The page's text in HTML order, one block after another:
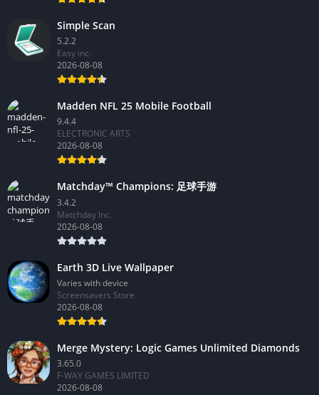
Simple Scan
5.2.2
Easy inc.
2026-08-08
Madden NFL 25 Mobile Football
9.4.4
ELECTRONIC ARTS
2026-08-08
Matchday™ Champions: 足球手游
3.4.2
Matchday Inc.
2026-08-08
Earth 3D Live Wallpaper
Varies with device
Screensavers Store
2026-08-08
Merge Mystery: Logic Games Unlimited Diamonds
3.65.0
F-WAY GAMES LIMITED
2026-08-08